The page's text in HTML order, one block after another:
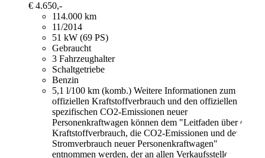
€ 4.650,-
114.000 km
11/2014
51 kW (69 PS)
Gebraucht
3 Fahrzeughalter
Schaltgetriebe
Benzin
5,1 l/100 km (komb.) Weitere Informationen zum
offiziellen Kraftstoffverbrauch und den offiziellen
spezifischen CO2-Emissionen neuer
Personenkraftwagen können dem "Leitfaden über den
Kraftstoffverbrauch, die CO2-Emissionen und den
Stromverbrauch neuer Personenkraftwagen"
entnommen werden, der an allen Verkaufsstellen und